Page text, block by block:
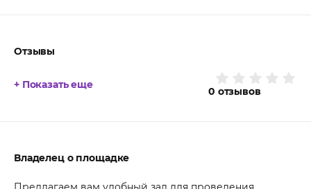
Отзывы
0 отзывов
+ Показать еще
Владелец о площадке